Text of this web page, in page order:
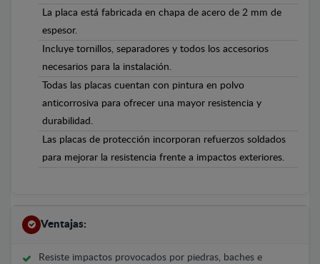
La placa está fabricada en chapa de acero de 2 mm de
espesor.
Incluye tornillos, separadores y todos los accesorios
necesarios para la instalación.
Todas las placas cuentan con pintura en polvo
anticorrosiva para ofrecer una mayor resistencia y
durabilidad.
Las placas de protección incorporan refuerzos soldados
para mejorar la resistencia frente a impactos exteriores.
Ventajas:
Resiste impactos provocados por piedras, baches e